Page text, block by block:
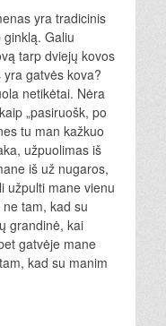
yra tradicinis
Galiu
tarp dviejų kovos
gatvės kova?
netikėtai. Nėra
„pasiruošk, po
tu man kažkuo
užpuolimas iš
iš už nugaros,
užpulti mane vienu
tam, kad su
grandinė, kai
gatvėje mane
kad su manim